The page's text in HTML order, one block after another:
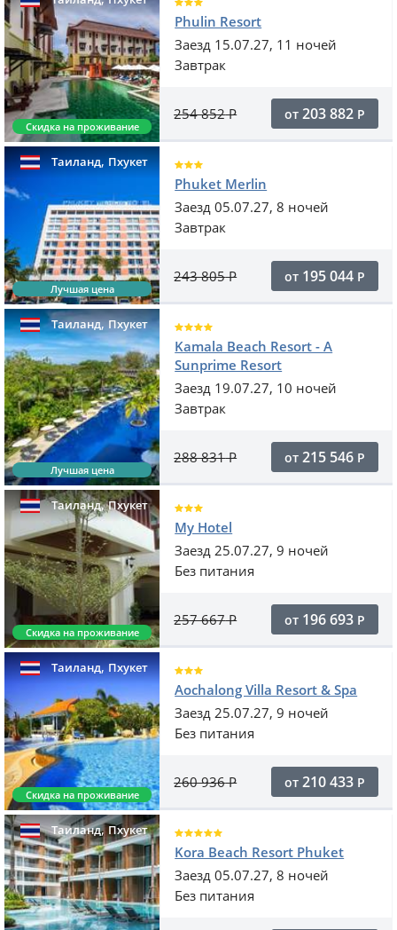
Скидка на проживание
Phulin Resort
Заезд 15.07.27, 11 ночей
Завтрак
254 852Р от 203 882 Р
Таиланд,Пхукет
Лучшая цена
Phuket Merlin
Заезд 05.07.27, 8 ночей
Завтрак
243 805Р от 195 044 Р
Таиланд,Пхукет
Лучшая цена
Kamala Beach Resort - A
Sunprime Resort
Заезд 19.07.27, 10 ночей
Завтрак
288 831Р от 215 546 Р
Таиланд,Пхукет
Скидка на проживание
My Hotel
Заезд 25.07.27, 9 ночей
Без питания
257 667Р от 196 693 Р
Таиланд,Пхукет
Скидка на проживание
Aochalong Villa Resort & Spa
Заезд 25.07.27, 9 ночей
Без питания
260 936Р от 210 433 Р
Таиланд,Пхукет
Kora Beach Resort Phuket
Заезд 05.07.27, 8 ночей
Без питания